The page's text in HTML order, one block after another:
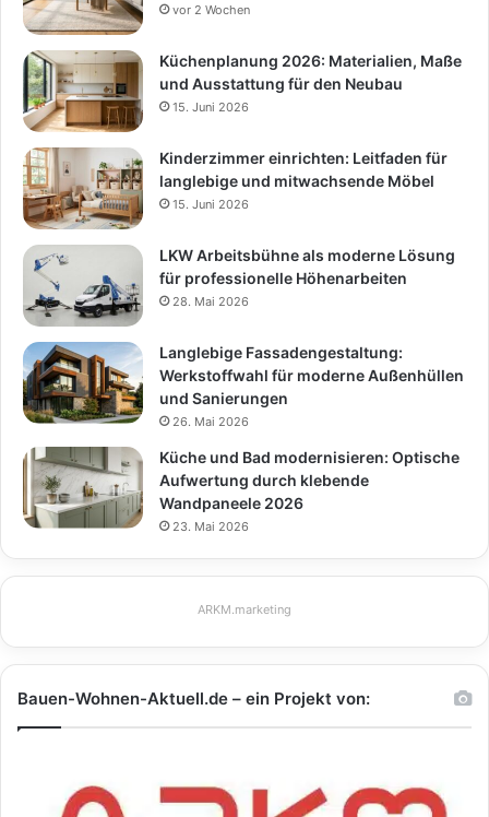
vor 2 Wochen
Küchenplanung 2026: Materialien, Maße
und Ausstattung für den Neubau
15. Juni 2026
Kinderzimmer einrichten: Leitfaden für
langlebige und mitwachsende Möbel
15. Juni 2026
LKW Arbeitsbühne als moderne Lösung
für professionelle Höhenarbeiten
28. Mai 2026
Langlebige Fassadengestaltung:
Werkstoffwahl für moderne Außenhüllen
und Sanierungen
26. Mai 2026
Küche und Bad modernisieren: Optische
Aufwertung durch klebende
Wandpaneele 2026
23. Mai 2026
ARKM.marketing
Bauen-Wohnen-Aktuell.de – ein Projekt von: